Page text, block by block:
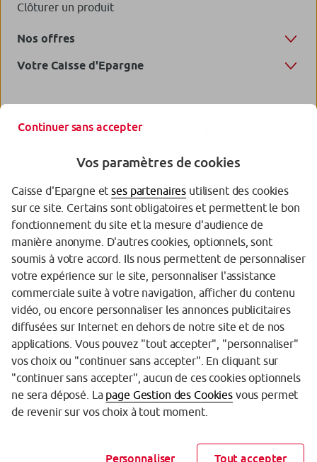
Clôturer un produit
Nos offres
Votre Caisse d'Epargne
Garantie des Dépôts
Protection de vos données personnelles
Politique cookies
Sécurité
Tarifs
Mentions légales
Réglementation
Accessibilité (partiellement conforme)
Continuer sans accepter
Vos paramètres de cookies
Caisse d'Epargne etses partenaires utilisent des cookies
sur ce site. Certains sont obligatoires et permettent le bon
fonctionnement du site et la mesure d'audience de
manière anonyme. D'autres cookies, optionnels, sont
soumis à votre accord. Ils nous permettent de personnaliser
votre expérience sur le site, personnaliser l'assistance
commerciale suite à votre navigation, afficher du contenu
vidéo, ou encore personnaliser les annonces publicitaires
diffusées sur Internet en dehors de notre site et de nos
applications. Vous pouvez "tout accepter", "personnaliser"
vos choix ou "continuer sans accepter". En cliquant sur
"continuer sans accepter", aucun de ces cookies optionnels
ne sera déposé. La page Gestion des Cookiesvous permet
de revenir sur vos choix à tout moment.
Personnaliser Tout accepter